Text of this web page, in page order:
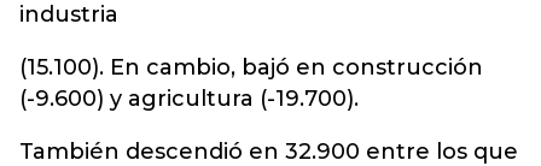
industria
(15.100). En cambio, bajó en construcción
(-9.600) y agricultura (-19.700).
También descendió en 32.900 entre los que